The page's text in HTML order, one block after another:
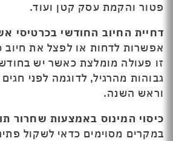
פטור והקמת עסק קטן ועוד.
דחיית החיוב החודשי בכרטיסי
אפשרות לדחות או לפצל את חיוב
זו פעולה מומלצת כאשר יש
גבוהות מהרגיל, לדוגמה לפני
וראש השנה.
כיסוי המינוס באמצעות שחרור
במקרים מסוימים כדאי לשקול